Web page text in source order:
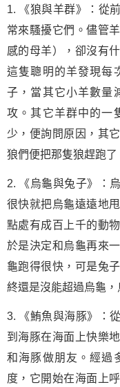
1. 《狼與羊群》：從
常來騷擾它們。儘管
感的母羊），卻沒有
這隻聰明的羊發現每
子，當其它小羊數量
攻。其它羊群中的一
少，便詢問原因，其
狼們便把那隻狼趕跑了
2. 《烏龜與兔子》：
很快就把烏龜遠遠地
點處有成百上千的動
於是決定和烏龜再來
龜跑得很快，可是兔
終還是沒能超過烏龜，
3. 《鮪魚與海豚》：
到海豚在海面上快樂
和海豚做朋友。經過
度，它開始在海面上